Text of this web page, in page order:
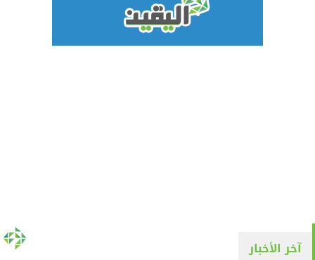
آخر الأخبار